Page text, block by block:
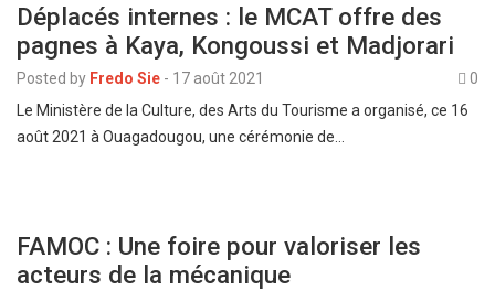
Déplacés internes : le MCAT offre des
pagnes à Kaya, Kongoussi et Madjorari
Posted by Fredo Sie - 17 août 2021
0
Le Ministère de la Culture, des Arts du Tourisme a organisé, ce 16
août 2021 à Ouagadougou, une cérémonie de…
FAMOC : Une foire pour valoriser les
acteurs de la mécanique